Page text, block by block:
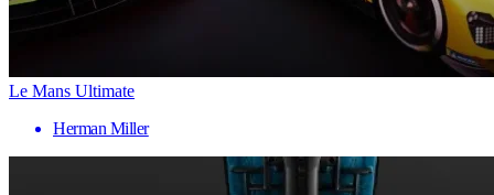
Le Mans Ultimate
Herman Miller